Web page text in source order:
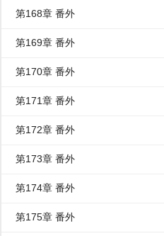
第168章 番外
第169章 番外
第170章 番外
第171章 番外
第172章 番外
第173章 番外
第174章 番外
第175章 番外